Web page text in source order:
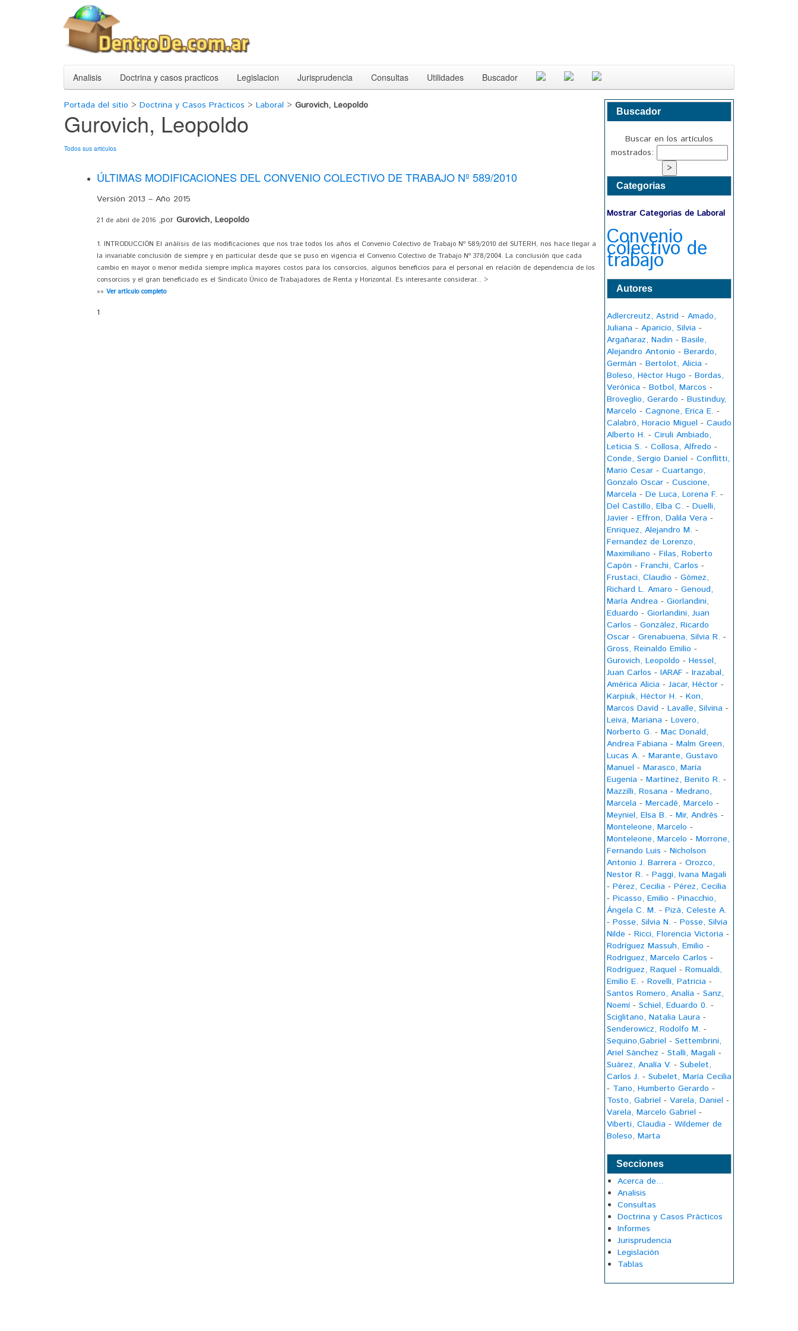
Analisis Doctrina y casos practicos Legislacion Jurisprudencia Consultas Utilidades Buscador
Portada del sitio > Doctrina y Casos Prácticos > Laboral > Gurovich, Leopoldo
Gurovich, Leopoldo
Todos sus articulos
ÚLTIMAS MODIFICACIONES DEL CONVENIO COLECTIVO DE TRABAJO Nº 589/2010
Versión 2013 – Año 2015
21 de abril de 2016 ,por Gurovich, Leopoldo
1. INTRODUCCIÓN El análisis de las modificaciones que nos trae todos los años el Convenio Colectivo de Trabajo Nº 589/2010 del SUTERH, nos hace llegar a
la invariable conclusión de siempre y en particular desde que se puso en vigencia el Convenio Colectivo de Trabajo Nº 378/2004. La conclusión que cada
cambio en mayor o menor medida siempre implica mayores costos para los consorcios, algunos beneficios para el personal en relación de dependencia de los
consorcios y el gran beneficiado es el Sindicato Único de Trabajadores de Renta y Horizontal. Es interesante considerar... >
»» Ver artículo completo
1
Buscador
Buscar en los artículos
mostrados:
Categorias
Mostrar Categorias de Laboral
Convenio
colectivo de
trabajo
Autores
Adlercreutz, Astrid - Amado,
Juliana - Aparicio, Silvia -
Argañaraz, Nadin - Basile,
Alejandro Antonio - Berardo,
Germán - Bertolot, Alicia -
Boleso, Héctor Hugo - Bordas,
Verónica - Botbol, Marcos -
Broveglio, Gerardo - Bustinduy,
Marcelo - Cagnone, Erica E. -
Calabró, Horacio Miguel - Caudo
Alberto H. - Ciruli Ambiado,
Leticia S. - Collosa, Alfredo -
Conde, Sergio Daniel - Conflitti,
Mario Cesar - Cuartango,
Gonzalo Oscar - Cuscione,
Marcela - De Luca, Lorena F. -
Del Castillo, Elba C. - Duelli,
Javier - Effron, Dalila Vera -
Enriquez, Alejandro M. -
Fernandez de Lorenzo,
Maximiliano - Filas, Roberto
Capón - Franchi, Carlos -
Frustaci, Claudio - Gómez,
Richard L. Amaro - Genoud,
María Andrea - Giorlandini,
Eduardo - Giorlandini, Juan
Carlos - González, Ricardo
Oscar - Grenabuena, Silvia R. -
Gross, Reinaldo Emilio -
Gurovich, Leopoldo - Hessel,
Juan Carlos - IARAF - Irazabal,
América Alicia - Jacar, Héctor -
Karpiuk, Héctor H. - Kon,
Marcos David - Lavalle, Silvina -
Leiva, Mariana - Lovero,
Norberto G. - Mac Donald,
Andrea Fabiana - Malm Green,
Lucas A. - Marante, Gustavo
Manuel - Marasco, María
Eugenía - Martínez, Benito R. -
Mazzilli, Rosana - Medrano,
Marcela - Mercadé, Marcelo -
Meyniel, Elsa B. - Mir, Andrés -
Monteleone, Marcelo -
Monteleone, Marcelo - Morrone,
Fernando Luis - Nicholson
Antonio J. Barrera - Orozco,
Nestor R. - Paggi, Ivana Magali
- Pérez, Cecilia - Pérez, Cecilia
- Picasso, Emilio - Pinacchio,
Ángela C. M. - Pizá, Celeste A.
- Posse, Silvia N. - Posse, Silvia
Nilde - Ricci, Florencia Victoria -
Rodríguez Massuh, Emilio -
Rodríguez, Marcelo Carlos -
Rodríguez, Raquel - Romualdi,
Emilio E. - Rovelli, Patricia -
Santos Romero, Analía - Sanz,
Noemí - Schiel, Eduardo 0. -
Sciglitano, Natalia Laura -
Senderowicz, Rodolfo M. -
Sequino,Gabriel - Settembrini,
Ariel Sánchez - Stalli, Magali -
Suárez, Analía V. - Subelet,
Carlos J. - Subelet, María Cecilia
- Tano, Humberto Gerardo -
Tosto, Gabriel - Varela, Daniel -
Varela, Marcelo Gabriel -
Viberti, Claudia - Wildemer de
Boleso, Marta
Secciones
Acerca de...
Analisis
Consultas
Doctrina y Casos Prácticos
Informes
Jurisprudencia
Legislación
Tablas